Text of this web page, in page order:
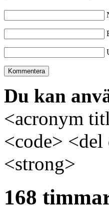
Du kan
<acronym
<code>
<strong>
168